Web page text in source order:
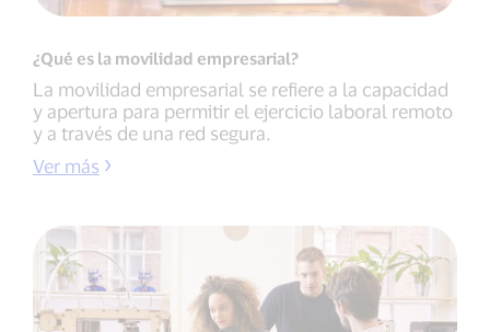
¿Qué es la movilidad empresarial?
La movilidad empresarial se refiere a la capacidad
y apertura para permitir el ejercicio laboral remoto
y a través de una red segura.
Ver más